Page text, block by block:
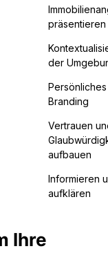
präsentieren
der
Persönliches
Branding
Vertrauen
aufbauen
Informieren
aufklären
Ihre